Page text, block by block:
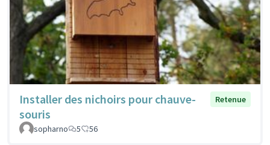
Installer des nichoirs pour chauve-
souris
Retenue
sopharno 5 56